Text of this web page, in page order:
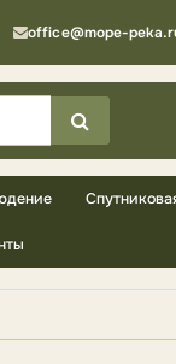
office@mope-